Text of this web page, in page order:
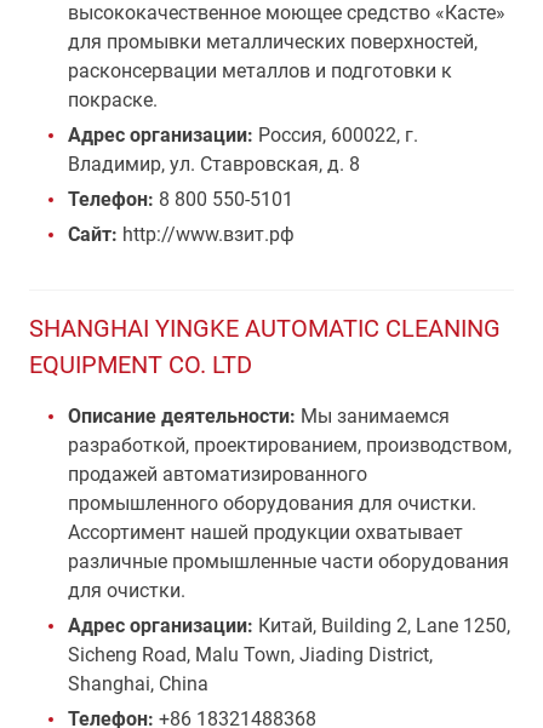
высококачественное моющее средство «Касте»
для промывки металлических поверхностей,
расконсервации металлов и подготовки к
покраске.
Адрес организации: Россия, 600022, г.
Владимир, ул. Ставровская, д. 8
Телефон: 8 800 550-5101
Сайт: http://www.взит.рф
SHANGHAI YINGKE AUTOMATIC CLEANING
EQUIPMENT CO. LTD
Описание деятельности: Мы занимаемся
разработкой, проектированием, производством,
продажей автоматизированного
промышленного оборудования для очистки.
Ассортимент нашей продукции охватывает
различные промышленные части оборудования
для очистки.
Адрес организации: Китай, Building 2, Lane 1250,
Sicheng Road, Malu Town, Jiading District,
Shanghai, China
Телефон: +86 18321488368